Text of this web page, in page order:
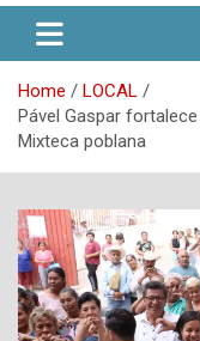
Home
LOCAL
Pável Gaspar
Mixteca poblana